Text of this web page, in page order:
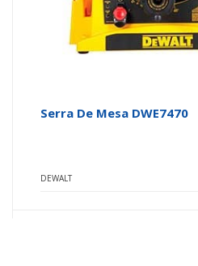
Serra De Mesa DWE7470
DEWALT